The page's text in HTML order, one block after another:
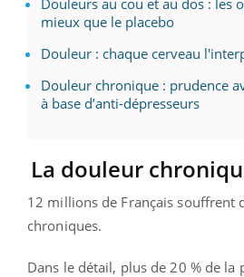
mieux que le placebo
Douleur : chaque cerveau
Douleur chronique : prudence
à base d’anti-dépresseurs
La douleur
12 millions de Français souffrent
chroniques.
Dans le détail, plus de 20 % de la